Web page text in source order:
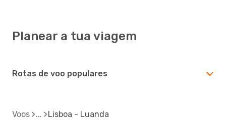
Planear a tua viagem
Rotas de voo populares
Voos Lisboa - Luanda